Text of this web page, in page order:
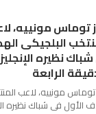
توماس مونييه،
البلجيكى
نظيره
الرابعة
توماس مونييه، لاعب
الأول فى شباك نظيره